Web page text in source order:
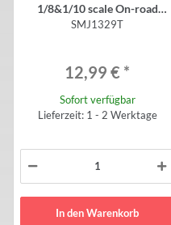
1/8&1/10 scale On-road
car/Black)
SMJ1329T
12,99 € *
Sofort verfügbar
Lieferzeit: 1 - 2 Werktage
In den Warenkorb